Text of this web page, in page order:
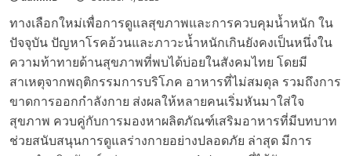
BOYZ
Live
Tour
2025
Impact-
Asia
in
Bangkok
เอาใจ
แฟน
เพลง
ชาว
ไทย
ทางเลือกใหม่เพื่อการดูแลสุขภาพและการควบคุมน้ำหนัก ใน
ปัจจุบัน ปัญหาโรคอ้วนและภาวะน้ำหนักเกินยังคงเป็นหนึ่งใน
ความท้าทายด้านสุขภาพที่พบได้บ่อยในสังคมไทย โดยมี
สาเหตุจากพฤติกรรมการบริโภค อาหารที่ไม่สมดุล รวมถึงการ
ขาดการออกกำลังกาย ส่งผลให้หลายคนเริ่มหันมาใส่ใจ
สุขภาพ ควบคู่กับการมองหาผลิตภัณฑ์เสริมอาหารที่มีบทบาท
ช่วยสนับสนุนการดูแลร่างกายอย่างปลอดภัย ล่าสุด มีการ